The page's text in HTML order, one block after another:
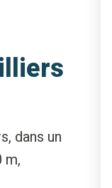
dans un
m,